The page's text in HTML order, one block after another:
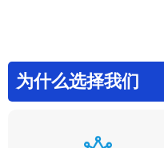
为什么选择我们